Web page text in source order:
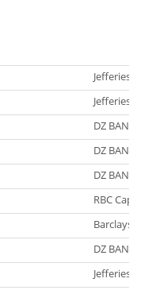
Jefferies
Jefferies
DZ BANK
DZ BANK
DZ BANK
RBC
Barclays
DZ BANK
Jefferies